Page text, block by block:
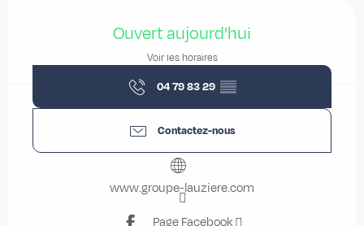
Ouvert aujourd'hui
Voir les horaires
04 79 83 29 ▒▒
Contactez-nous
www.groupe-lauziere.com